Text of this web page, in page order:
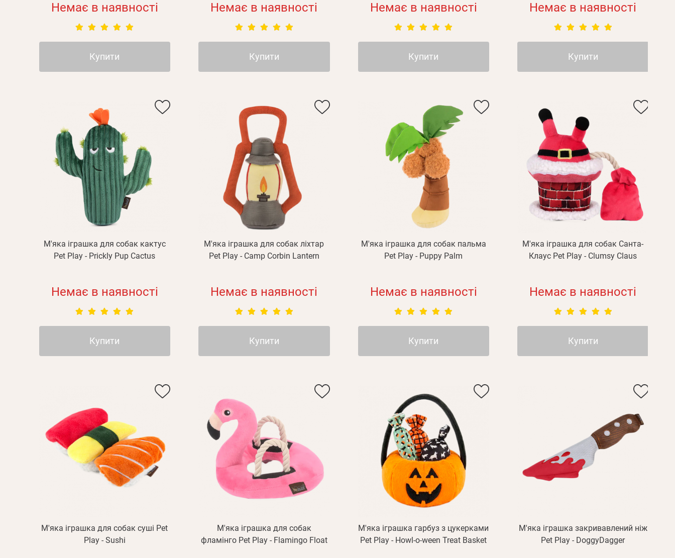
Немає в наявності
Купити
Немає в наявності
Купити
Немає в наявності
Купити
Немає в наявності
Купити
М'яка іграшка для собак кактус
Pet Play - Prickly Pup Cactus
Немає в наявності
Купити
М'яка іграшка для собак ліхтар
Pet Play - Camp Corbin Lantern
Немає в наявності
Купити
М'яка іграшка для собак пальма
Pet Play - Puppy Palm
Немає в наявності
Купити
М'яка іграшка для собак Санта-
Клаус Pet Play - Clumsy Claus
Немає в наявності
Купити
М'яка іграшка для собак суші Pet
Play - Sushi
М'яка іграшка для собак
фламінго Pet Play - Flamingo Float
М'яка іграшка гарбуз з цукерками
Pet Play - Howl-o-ween Treat Basket
М'яка іграшка закривавлений ніж
Pet Play - DoggyDagger